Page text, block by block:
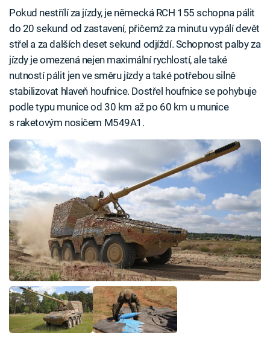
Pokud nestřílí za jízdy, je německá RCH 155 schopna pálit
do 20 sekund od zastavení, přičemž za minutu vypálí devět
střel a za dalších deset sekund odjíždí. Schopnost palby za
jízdy je omezená nejen maximální rychlostí, ale také
nutností pálit jen ve směru jízdy a také potřebou silně
stabilizovat hlaveň houfnice. Dostřel houfnice se pohybuje
podle typu munice od 30 km až po 60 km u munice
s raketovým nosičem M549A1.